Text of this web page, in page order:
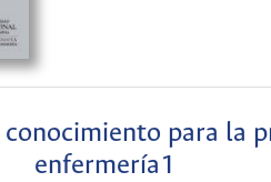
para la
enfermería1